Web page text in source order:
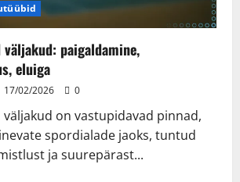
paigaldamine,
eluiga
17/02/2026 0
on vastupidavad pinnad,
spordialade jaoks, tuntud
ja suurepärast...